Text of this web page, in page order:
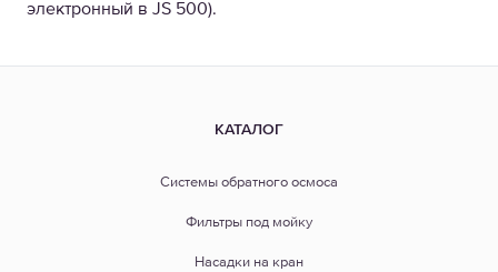
электронный в JS 500).
КАТАЛОГ
Системы обратного осмоса
Фильтры под мойку
Насадки на кран